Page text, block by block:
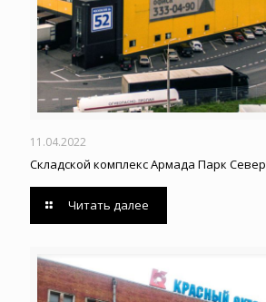
11.04.2022
Складской комплекс Армада Парк Север
Читать далее